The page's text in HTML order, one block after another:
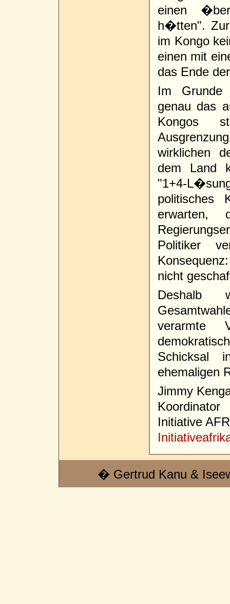
einen
h�tten".
im Kongo
einen mit
das Ende
Im Grunde
genau das
Kongos
wirklichen
dem Land
"1+4-
politisches
erwarten,
Politiker
nicht
Deshalb
Schicksal
ehemaligen
Jimmy
Koordinator
Initiative
� Gertrud Kanu &